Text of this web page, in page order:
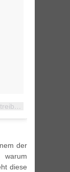
Ein Beitrag geteilt von Großkiezbetreiber ♔ Monarchist (@nemoflow)
der
warum
diese